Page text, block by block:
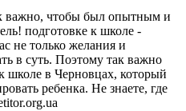
важно, чтобы был опытным и
подготовке к школе -
не только желания и
в суть. Поэтому так важно
школе в Черновцах, который
ребенка. Не знаете, где